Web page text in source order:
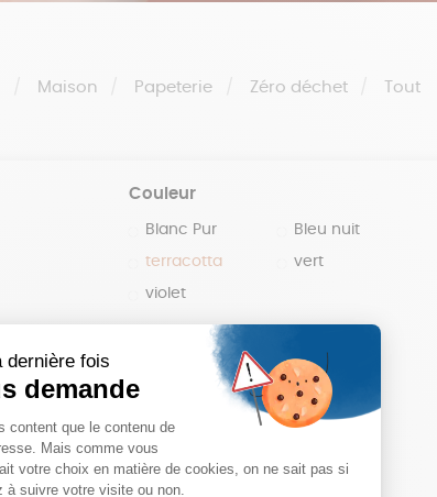
Maison Papeterie Zéro déchet Tout
Couleur
Blanc Pur Bleu nuit
terracotta vert
violet